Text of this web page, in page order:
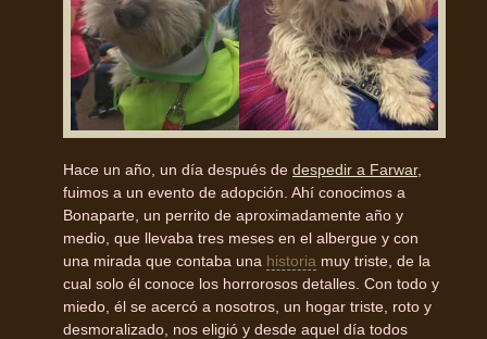
Hace un año, un día después de despedir a Farwar,
fuimos a un evento de adopción. Ahí conocimos a
Bonaparte, un perrito de aproximadamente año y
medio, que llevaba tres meses en el albergue y con
una mirada que contaba una historia muy triste, de la
cual solo él conoce los horrorosos detalles. Con todo y
miedo, él se acercó a nosotros, un hogar triste, roto y
desmoralizado, nos eligió y desde aquel día todos